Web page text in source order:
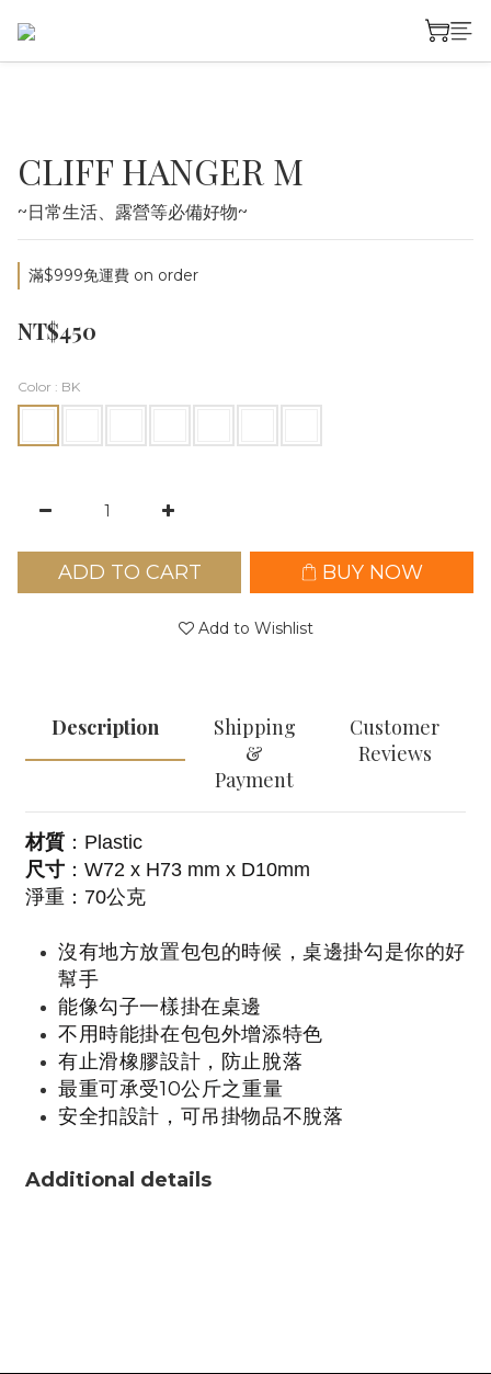
CLIFF HANGER M
~日常生活、露營等必備好物~
滿$999免運費 on order
NT$450
Color : BK
ADD TO CART BUY NOW
Add to Wishlist
Description
Shipping
&
Payment
Customer
Reviews
材質 ：Plastic
尺寸 ：W72 x H73 mm x D10mm
淨重：70公克
沒有地方放置包包的時候，桌邊掛勾是你的好
幫手
能像勾子一樣掛在桌邊
不用時能掛在包包外增添特色
有止滑橡膠設計，防止脫落
最重可承受10公斤之重量
安全扣設計，可吊掛物品不脫落
Additional details